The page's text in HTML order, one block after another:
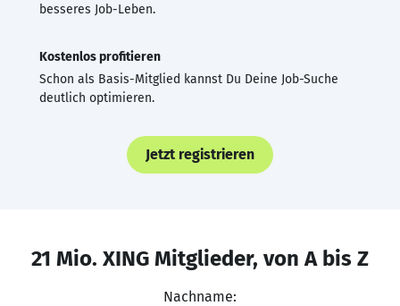
besseres Job-Leben.
Kostenlos profitieren
Schon als Basis-Mitglied kannst Du Deine Job-Suche
deutlich optimieren.
Jetzt registrieren
21 Mio. XING Mitglieder, von A bis Z
Nachname: